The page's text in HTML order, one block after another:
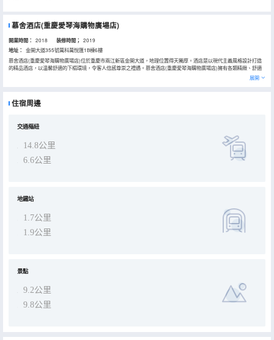
慕舍酒店(重慶愛琴海購物廣場店)
開業時間： 2018 装修時間； 2019
地址：
金開大道355號萬科萬悅匯1B棟6樓
慕舍酒店(重慶愛琴海購物廣場店)位於重慶市兩江新區金開大道，地理位置得天獨厚。酒店是以現代主義風格設計打造
的精品酒店，以温馨舒適的下榻環境，令客人倍感尊崇之禮遇。慕舍酒店(重慶愛琴海購物廣場店)擁有各類精緻、舒適
的客房以及套房。每間客房均備有國際長途電話、高速寬帶接口、數字電視等多項商務設施及服務，無論是商務旅客還
展開
住宿周邊
交通樞紐
14.8公里
6.6公里
地鐵站
1.7公里
1.9公里
景點
9.2公里
9.8公里